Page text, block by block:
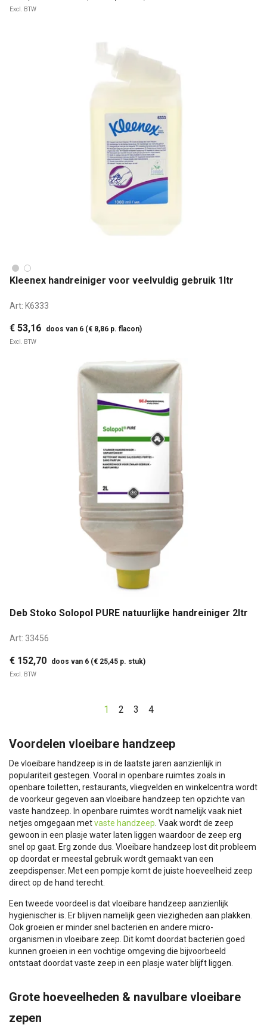
Excl. BTW
Kleenex handreiniger voor veelvuldig gebruik 1ltr
Art: K6333
€ 53,16 doos van 6 (€ 8,86 p. flacon)
Excl. BTW
Deb Stoko Solopol PURE natuurlijke handreiniger 2ltr
Art: 33456
€ 152,70 doos van 6 (€ 25,45 p. stuk)
Excl. BTW
1 2 3 4
Voordelen vloeibare handzeep
De vloeibare handzeep is in de laatste jaren aanzienlijk in
populariteit gestegen. Vooral in openbare ruimtes zoals in
openbare toiletten, restaurants, vliegvelden en winkelcentra wordt
de voorkeur gegeven aan vloeibare handzeep ten opzichte van
vaste handzeep. In openbare ruimtes wordt namelijk vaak niet
netjes omgegaan metvaste handzeep . Vaak wordt de zeep
gewoon in een plasje water laten liggen waardoor de zeep erg
snel op gaat. Erg zonde dus. Vloeibare handzeep lost dit probleem
op doordat er meestal gebruik wordt gemaakt van een
zeepdispenser. Met een pompje komt de juiste hoeveelheid zeep
direct op de hand terecht.
Een tweede voordeel is dat vloeibare handzeep aanzienlijk
hygienischer is. Er blijven namelijk geen viezigheden aan plakken.
Ook groeien er minder snel bacteriën en andere micro-
organismen in vloeibare zeep. Dit komt doordat bacteriën goed
kunnen groeien in een vochtige omgeving die bijvoorbeeld
ontstaat doordat vaste zeep in een plasje water blijft liggen.
Grote hoeveelheden & navulbare vloeibare
zepen